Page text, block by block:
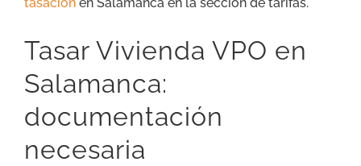
Tasar Vivienda VPO en
Salamanca:
documentación
necesaria